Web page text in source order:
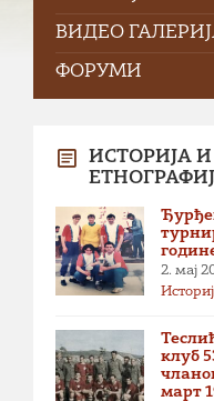
ВИДЕО
ФОРУМИ
ИСТОРИЈА И
2. мај
клуб
март